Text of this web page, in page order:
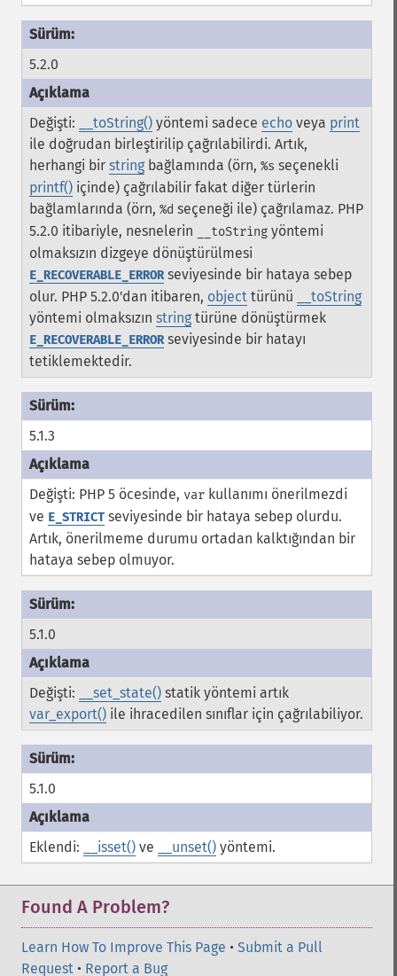
5.2.0
Değişti: __toString() yöntemi sadece echo veya print
ile doğrudan birleştirilip çağrılabilirdi. Artık,
herhangi bir string bağlamında (örn, %s seçenekli
printf() içinde) çağrılabilir fakat diğer türlerin
bağlamlarında (örn, %d seçeneği ile) çağrılamaz. PHP
5.2.0 itibariyle, nesnelerin
__toString yöntemi
olmaksızın dizgeye dönüştürülmesi
E_RECOVERABLE_ERRORseviyesinde bir hataya sebep
olur. PHP 5.2.0'dan itibaren, object türünü
__toString
yöntemi olmaksızın string türüne dönüştürmek
E_RECOVERABLE_ERRORseviyesinde bir hatayı
tetiklemektedir.
5.1.3
Değişti: PHP 5 öcesinde, var kullanımı önerilmezdi
ve E_STRICT seviyesinde bir hataya sebep olurdu.
Artık, önerilmeme durumu ortadan kalktığından bir
hataya sebep olmuyor.
5.1.0
Değişti: __set_state() statik yöntemi artık
var_export() ile ihracedilen sınıflar için çağrılabiliyor.
5.1.0
Eklendi: __isset() ve __unset() yöntemi.
Found A Problem?
Learn How To Improve This Page • Submit a Pull
Request • Report a Bug